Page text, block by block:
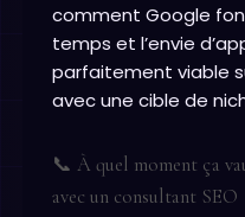
comment Google
temps et l’envie
parfaitement viable
avec une cible de
📞 À quel moment ça
avec un consultant SEO